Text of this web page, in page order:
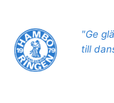
innehåll
"Ge
till